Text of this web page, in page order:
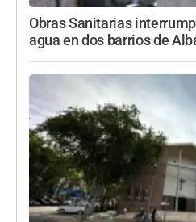
Obras Sanitarias
agua en dos barrios de